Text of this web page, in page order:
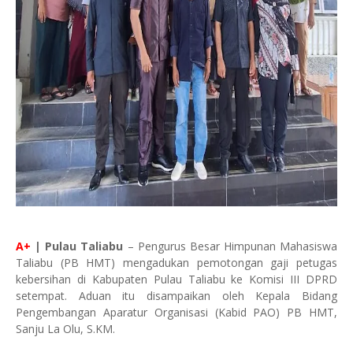
A+ | Pulau Taliabu – Pengurus Besar Himpunan Mahasiswa
Taliabu (PB HMT) mengadukan pemotongan gaji petugas
kebersihan di Kabupaten Pulau Taliabu ke Komisi III DPRD
setempat. Aduan itu disampaikan oleh Kepala Bidang
Pengembangan Aparatur Organisasi (Kabid PAO) PB HMT,
Sanju La Olu, S.KM.